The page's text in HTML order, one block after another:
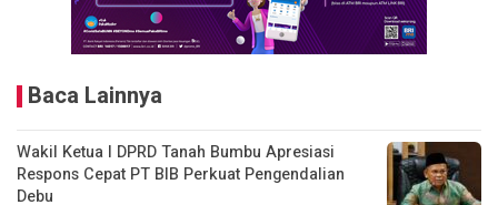
Baca Lainnya
Wakil Ketua I DPRD Tanah Bumbu Apresiasi
Respons Cepat PT BIB Perkuat Pengendalian
Debu